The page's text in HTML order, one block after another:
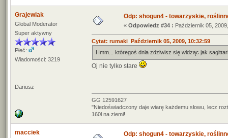
Grajewiak
Global Moderator
Super aktywny
Płeć:
Wiadomości: 3219
Dariusz
Odp: shogun4 - towarzyskie,
« Odpowiedz #34 : Październik 05,
Cytat: rumaki Październik 05, 2009, 10:32:59
Hmm... któregoś dnia zdziwisz się widząc jak
Oj nie tylko stare
GG 12591627
"Niedoświadczony daje wiarę każdemu słowu, lecz
160l na ziemi!
macciek Odp: shogun4 - towarzyskie,